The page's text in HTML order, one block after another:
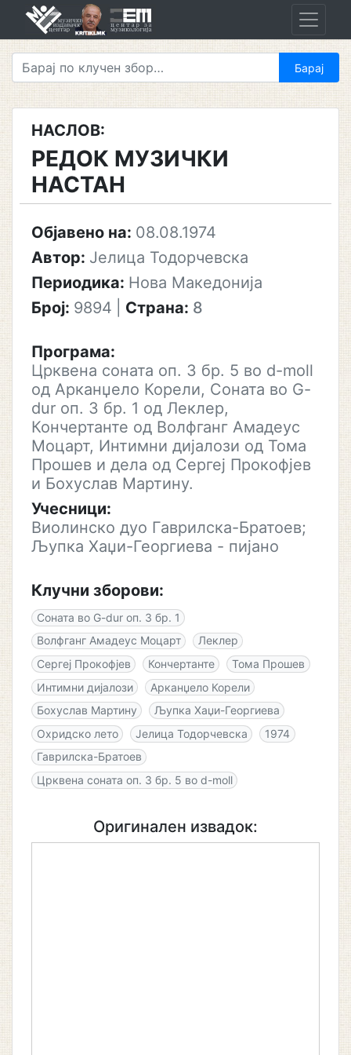
НАСЛОВ:
РЕДОК МУЗИЧКИ
НАСТАН
Објавено на: 08.08.1974
Автор: Јелица Тодорчевска
Периодика: Нова Македонија
Број: 9894 Страна: 8
Програма:
Црквена соната оп. 3 бр. 5 во d-moll
од Арканџело Корели, Соната во G-
dur оп. 3 бр. 1 од Леклер,
Кончертанте од Волфганг Амадеус
Моцарт, Интимни дијалози од Тома
Прошев и дела од Сергеј Прокофјев
и Бохуслав Мартину.
Учесници:
Виолинско дуо Гаврилска-Братоев;
Љупка Хаџи-Георгиева - пијано
Клучни зборови:
Соната во G-dur оп. 3 бр. 1
Волфганг Амадеус Моцарт
Леклер
Сергеј Прокофјев
Кончертанте
Тома Прошев
Интимни дијалози
Арканџело Корели
Бохуслав Мартину
Љупка Хаџи-Георгиева
Охридско лето
Јелица Тодорчевска
1974
Гаврилска-Братоев
Црквена соната оп. 3 бр. 5 во d-moll
Оригинален извадок: